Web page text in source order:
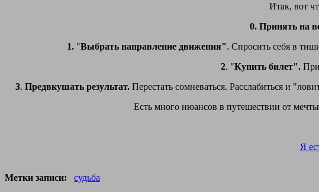
Итак, вот
0. Принять на
1."Выбрать направление движения". Спросить себя в
2. "Купить билет".
3. Предвкушать результат. Перестать сомневаться. Расслабиться и
Есть много нюансов в путешествии от
Я
Метки записи: судьба